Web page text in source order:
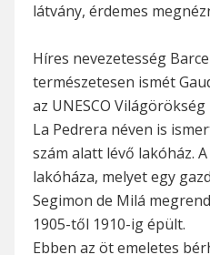
látvány, érdemes
Híres nevezetesség
természetesen ismét
az UNESCO
La Pedrera néven is
szám alatt lévő lakóház.
lakóháza, melyet egy
Segimon de Milá
1905-től 1910-ig épült.
Ebben az öt emeletes